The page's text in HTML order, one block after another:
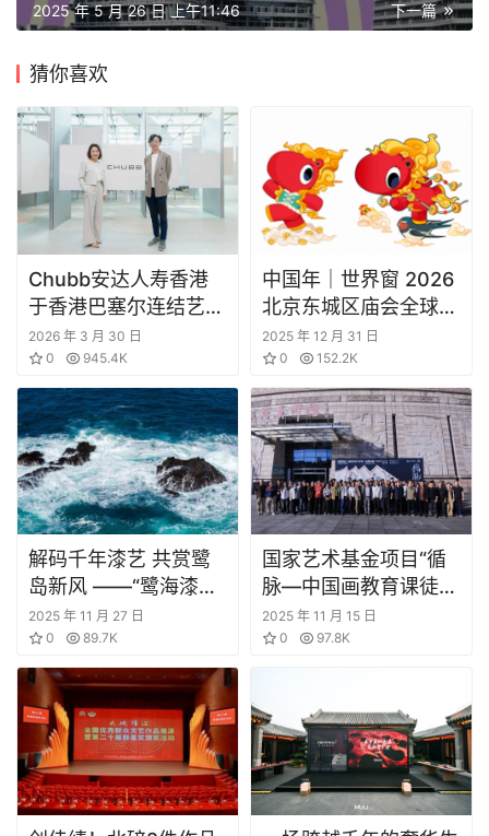
下一篇
2025 年 5 月 26 日 上午11:46
猜你喜欢
Chubb安达人寿香港
于香港巴塞尔连结艺
术、财富与传承
2026 年 3 月 30 日
0
945.4K
中国年｜世界窗 2026
北京东城区庙会全球发
布
2025 年 12 月 31 日
0
152.2K
解码千年漆艺 共赏鹭
岛新风 ——“鹭海漆风”
展览专家导览系列活动
圆满举行
2025 年 11 月 27 日
0
89.7K
国家艺术基金项目“循
脉—中国画教育课徒稿
文献展”在福建省龙岩
美术馆启幕
2025 年 11 月 15 日
0
97.8K